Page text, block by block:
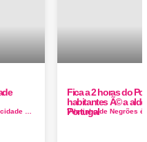
Fica a 2 horas do
habitantes Ã© a
Portugal